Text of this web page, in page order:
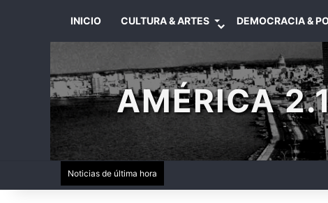
INICIO CULTURA & ARTES DEMOCRACIA &
AMÉRICA
Noticias de última hora